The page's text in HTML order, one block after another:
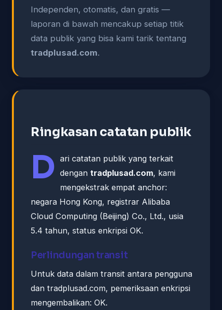
Independen, otomatis, dan gratis —
laporan di bawah mencakup setiap titik
data publik yang bisa kami tarik tentang
tradplusad.com.
Ringkasan catatan publik
D ari catatan publik yang terkait
dengan tradplusad.com, kami
mengekstrak empat anchor:
negara Hong Kong, registrar Alibaba
Cloud Computing (Beijing) Co., Ltd., usia
5.4 tahun, status enkripsi OK.
Perlindungan transit
Untuk data dalam transit antara pengguna
dan tradplusad.com, pemeriksaan enkripsi
mengembalikan: OK.